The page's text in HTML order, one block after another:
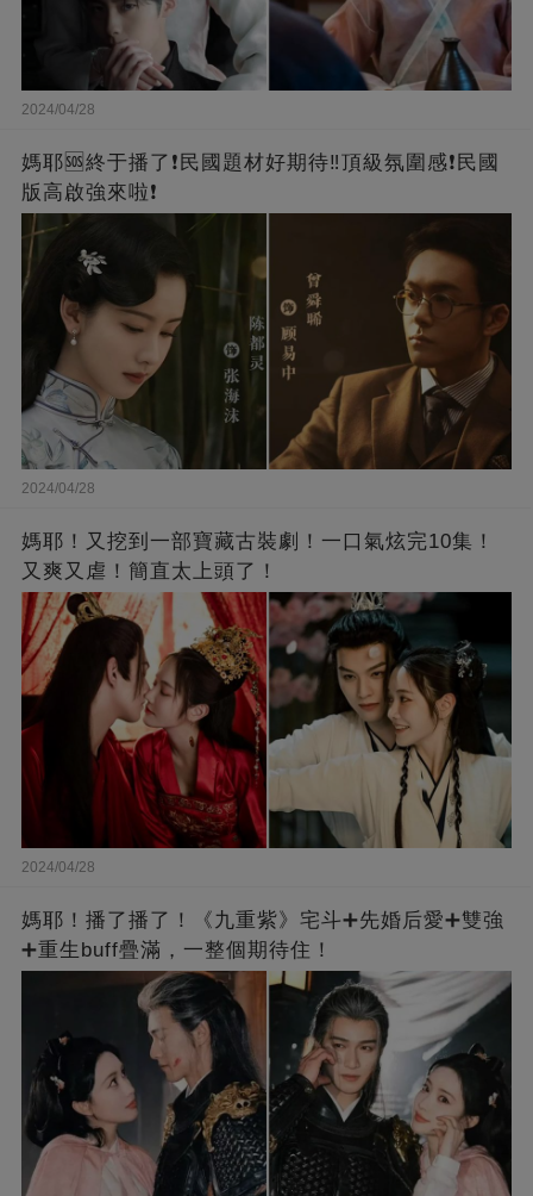
2024/04/28
媽耶🆘終于播了❗️民國題材好期待‼️頂級氛圍感❗️民國
版高啟強來啦❗
2024/04/28
媽耶！又挖到一部寶藏古裝劇！一口氣炫完10集！
又爽又虐！簡直太上頭了！
2024/04/28
媽耶！播了播了！《九重紫》宅斗➕先婚后愛➕雙強
➕重生buff疊滿，一整個期待住！